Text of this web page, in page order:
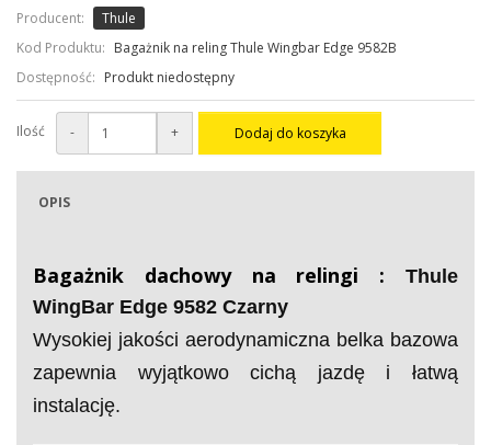
Producent:
Thule
Kod Produktu: Bagażnik na reling Thule Wingbar Edge 9582B
Dostępność: Produkt niedostępny
Ilość - + Dodaj do koszyka
OPIS
Bagażnik dachowy na relingi : Thule
WingBar Edge 9582 Czarny
Wysokiej jakości aerodynamiczna belka bazowa
zapewnia wyjątkowo cichą jazdę i łatwą
instalację.